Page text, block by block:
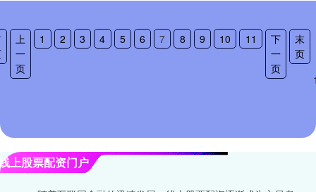
上
一
页
1 2 3 4 5 6 7 8 9 10 11
下
一
页
末
页
上股票配资门户